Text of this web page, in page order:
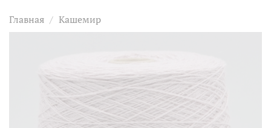
Главная Кашемир